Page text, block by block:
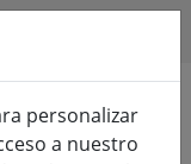
personalizar
a nuestro